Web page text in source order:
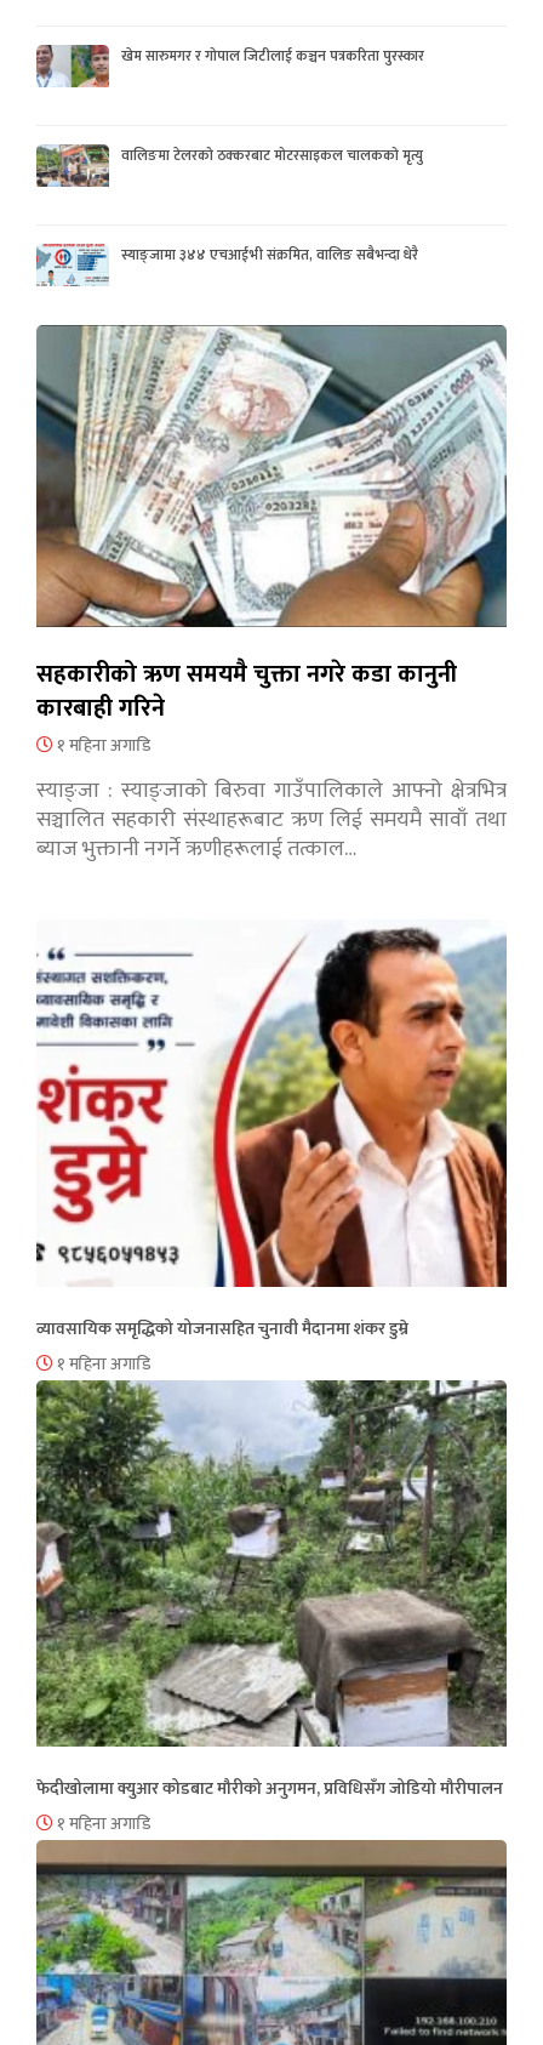
खेम सारुमगर र गोपाल जिटीलाई कञ्चन पत्रकरिता पुरस्कार
वालिङमा टेलरको ठक्करबाट मोटरसाइकल चालकको मृत्यु
स्याङ्जामा ३४४ एचआईभी संक्रमित, वालिङ सबैभन्दा धेरै
सहकारीको ऋण समयमै चुक्ता नगरे कडा कानुनी
कारबाही गरिने
१ महिना अगाडि
स्याङ्जा : स्याङ्जाको बिरुवा गाउँपालिकाले आफ्नो क्षेत्रभित्र
सञ्चालित सहकारी संस्थाहरूबाट ऋण लिई समयमै सावाँ तथा
ब्याज भुक्तानी नगर्ने ऋणीहरूलाई तत्काल…
व्यावसायिक समृद्धिको योजनासहित चुनावी मैदानमा शंकर डुम्रे
१ महिना अगाडि
फेदीखोलामा क्युआर कोडबाट मौरीको अनुगमन, प्रविधिसँग जोडियो मौरीपालन
१ महिना अगाडि